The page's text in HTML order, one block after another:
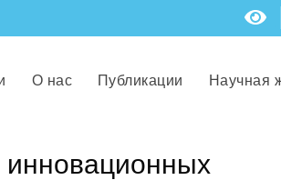
О нас Публикации Научная